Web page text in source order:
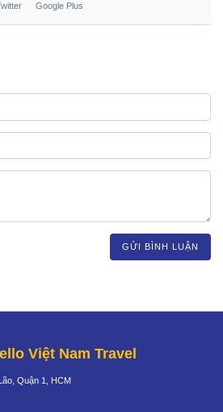
Google Plus
GỬI BÌNH LUẬN
Việt Nam Travel
Quận 1, HCM